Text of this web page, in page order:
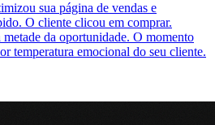
sua página de vendas e
O cliente clicou em comprar.
da oportunidade. O momento
temperatura emocional do seu cliente.